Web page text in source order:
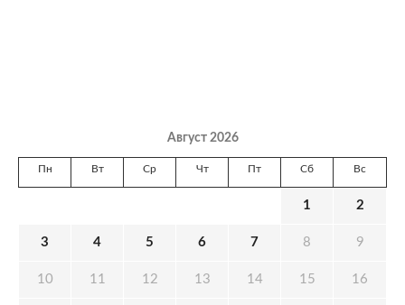
Август 2026
Пн Вт Ср Чт Пт Сб Вс
1 2
3 4 5 6 7 8 9
10 11 12 13 14 15 16